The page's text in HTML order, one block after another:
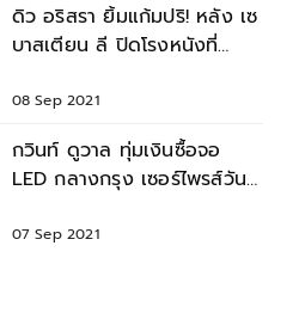
ดิว อริสรา ยิ้มแก้มปริ! หลัง เซ
บาสเตียน ลี ปิดโรงหนังที่
08 Sep 2021
กวินท์ ดูวาล ทุ่มเงินซื้อจอ
LED กลางกรุง เซอร์ไพรส์วัน
07 Sep 2021